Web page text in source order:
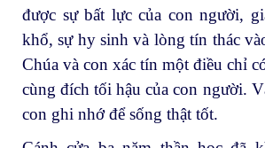
được sự bất lực của con người,
khổ, sự hy sinh và lòng tín thác
Chúa và con xác tín một điều chỉ
cùng đích tối hậu của con người.
con ghi nhớ để sống thật tốt.